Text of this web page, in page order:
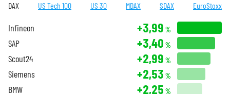
DAX US Tech 100 US 30 MDAX SDAX EuroStoxx
Infineon +3,99 %
SAP +3,40 %
Scout24 +2,99 %
Siemens +2,53 %
BMW +2,25 %